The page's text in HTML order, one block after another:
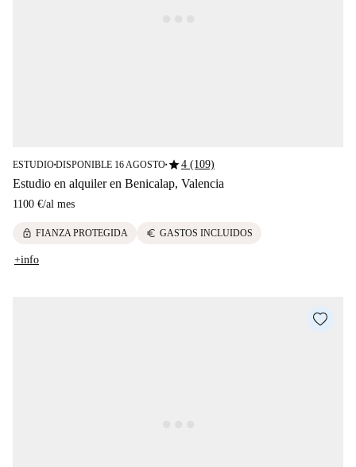
ESTUDIO■DISPONIBLE 16 AGOSTO■star4 (109)
Estudio en alquiler en Benicalap, Valencia
1100 €/al mes
lock FIANZA PROTEGIDA euro GASTOS INCLUIDOS
+info